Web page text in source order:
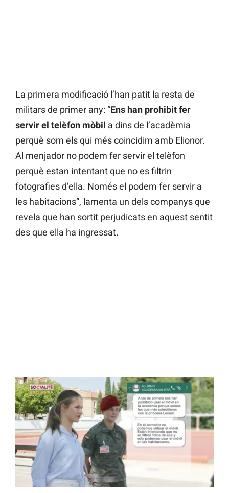
La primera modificació l’han patit la resta de
militars de primer any: “Ens han prohibit fer
servir el telèfon mòbil a dins de l’acadèmia
perquè som els qui més coincidim amb Elionor.
Al menjador no podem fer servir el telèfon
perquè estan intentant que no es filtrin
fotografies d’ella. Només el podem fer servir a
les habitacions”, lamenta un dels companys que
revela que han sortit perjudicats en aquest sentit
des que ella ha ingressat.